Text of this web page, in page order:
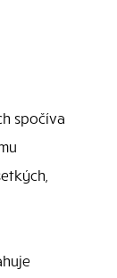
spočíva